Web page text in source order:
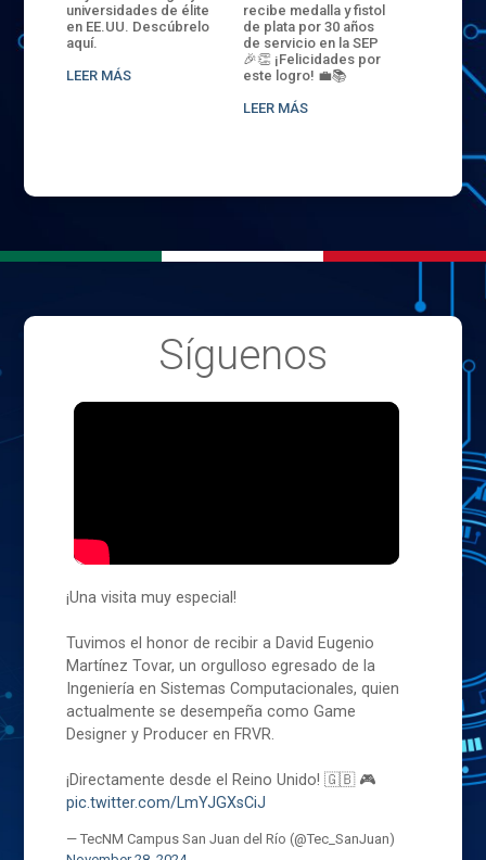
universidades de élite
en EE.UU. Descúbrelo
aquí.
LEER MÁS
recibe medalla y fistol
de plata por 30 años
de servicio en la SEP
🎉👏 ¡Felicidades por
este logro! 💼📚
LEER MÁS
del
batalla.
32
sede
Síguenos
¡Una visita muy especial!
Tuvimos el honor de recibir a David Eugenio
Martínez Tovar, un orgulloso egresado de la
Ingeniería en Sistemas Computacionales, quien
actualmente se desempeña como Game
Designer y Producer en FRVR.
¡Directamente desde el Reino Unido! 🇬🇧 🎮
pic.twitter.com/LmYJGXsCiJ
— TecNM Campus San Juan del Río (@Tec_SanJuan)